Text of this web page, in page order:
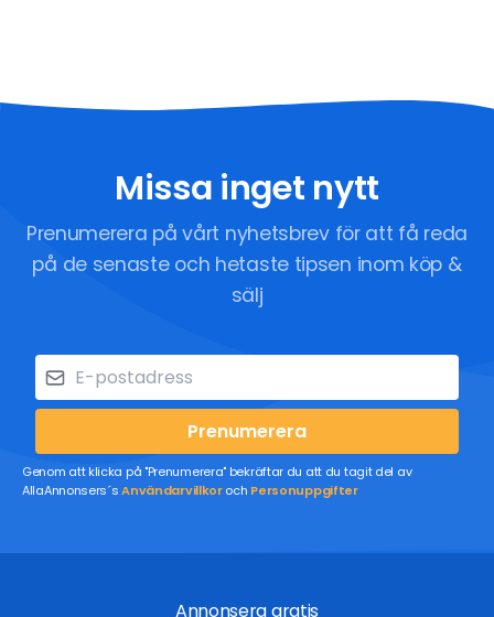
Missa inget nytt
Prenumerera på vårt nyhetsbrev för att få reda
på de senaste och hetaste tipsen inom köp &
sälj
Prenumerera
Genom att klicka på "Prenumerera" bekräftar du att du tagit del av
AllaAnnonsers´sAnvändarvillkoroch Personuppgifter
Annonsera gratis